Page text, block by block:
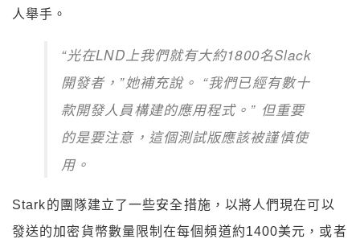
人舉手。
“光在LND上我們就有大約1800名Slack
開發者，”她補充說。 “我們已經有數十
款開發人員構建的應用程式。” 但重要
的是要注意，這個測試版應該被謹慎使
用。
Stark的團隊建立了一些安全措施，以將人們現在可以
發送的加密貨幣數量限制在每個頻道約1400美元，或者